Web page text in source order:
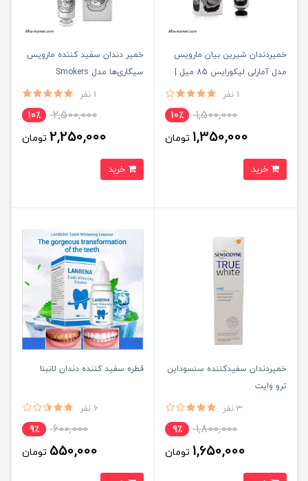
خمیردندان شیرین بیان مارویس
مدل آمارلی لیکورایس 85 میل |
1 نفر
1,500,000 10٪
1,350,000 تومان
خمیر دندان سفید کننده مارویس
سیگاری‌ها مدل Smokers
Whitening Mint حجم 85 میلی‌
1 نفر
2,500,000 10٪
2,250,000 تومان
خمیردندان سفیدکننده سنسوداین
ترو وایت
3 نفر
1,800,000 9٪
1,650,000 تومان
قطره سفید کننده دندان لانبنا
6 نفر
600,000 9٪
550,000 تومان